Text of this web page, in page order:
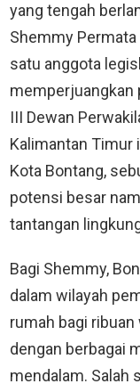
yang tengah
Shemmy
satu anggota
memperjuangkan
III Dewan
Kalimantan Timur
Kota Bontang,
potensi besar
tantangan
Bagi Shemmy,
dalam wilayah
rumah bagi
dengan berbagai
mendalam. Salah